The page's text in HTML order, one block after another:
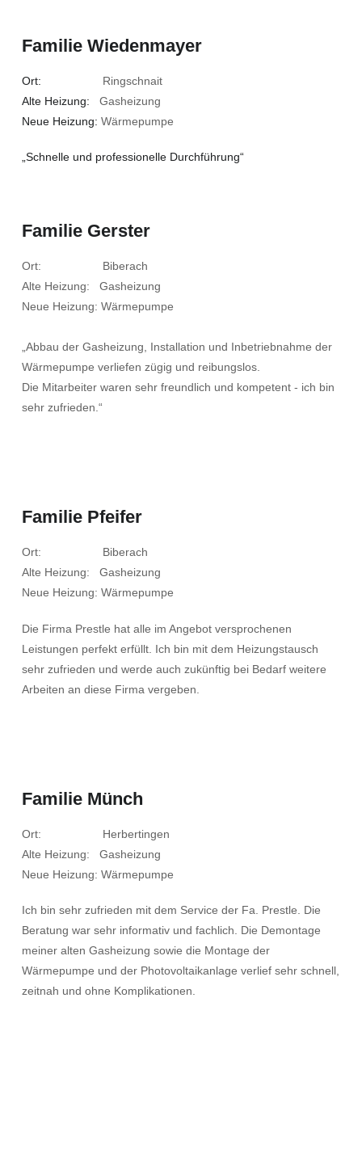
Familie Wiedenmayer
Ort: Ringschnait
Alte Heizung: Gasheizung
Neue Heizung: Wärmepumpe
„Schnelle und professionelle Durchführung“
Familie Gerster
Ort: Biberach
Alte Heizung: Gasheizung
Neue Heizung: Wärmepumpe
„Abbau der Gasheizung, Installation und Inbetriebnahme der
Wärmepumpe verliefen zügig und reibungslos.
Die Mitarbeiter waren sehr freundlich und kompetent - ich bin
sehr zufrieden.“
Familie Pfeifer
Ort: Biberach
Alte Heizung: Gasheizung
Neue Heizung: Wärmepumpe
Die Firma Prestle hat alle im Angebot versprochenen
Leistungen perfekt erfüllt. Ich bin mit dem Heizungstausch
sehr zufrieden und werde auch zukünftig bei Bedarf weitere
Arbeiten an diese Firma vergeben.
Familie Münch
Ort: Herbertingen
Alte Heizung: Gasheizung
Neue Heizung: Wärmepumpe
Ich bin sehr zufrieden mit dem Service der Fa. Prestle. Die
Beratung war sehr informativ und fachlich. Die Demontage
meiner alten Gasheizung sowie die Montage der
Wärmepumpe und der Photovoltaikanlage verlief sehr schnell,
zeitnah und ohne Komplikationen.